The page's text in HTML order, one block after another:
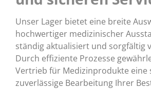
Unser Lager bietet eine breite
hochwertiger medizinischer
ständig aktualisiert und sorgfältig
Durch effiziente Prozesse
Vertrieb für Medizinprodukte eine
zuverlässige Bearbeitung Ihrer